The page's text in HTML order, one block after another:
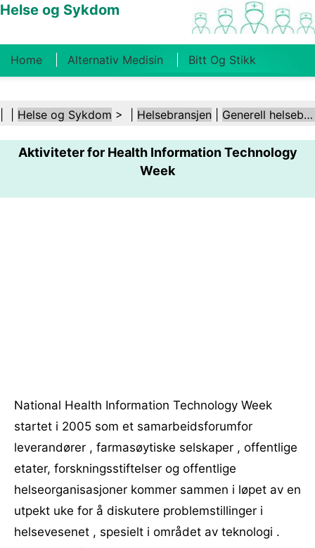
Helse og Sykdom
Home Alternativ Medisin Bitt Og Stikk
Kosthold Og Ernæring Familiehelse
Helsebransjen Psykisk Helse Folkehelse Og
Helse og Sykdom > | Helsebransjen Generell helsebransje
Aktiviteter for Health Information Technology
Week
National Health Information Technology Week
startet i 2005 som et samarbeidsforumfor
leverandører , farmasøytiske selskaper , offentlige
etater, forskningsstiftelser og offentlige
helseorganisasjoner kommer sammen i løpet av en
utpekt uke for å diskutere problemstillinger i
helsevesenet , spesielt i området av teknologi .